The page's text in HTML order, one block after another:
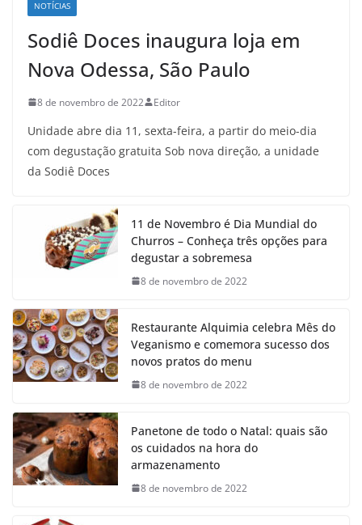
NOTÍCIAS
Sodiê Doces inaugura loja em
Nova Odessa, São Paulo
8 de novembro de 2022 Editor
Unidade abre dia 11, sexta-feira, a partir do meio-dia
com degustação gratuita Sob nova direção, a unidade
da Sodiê Doces
11 de Novembro é Dia Mundial do
Churros – Conheça três opções para
degustar a sobremesa
8 de novembro de 2022
Restaurante Alquimia celebra Mês do
Veganismo e comemora sucesso dos
novos pratos do menu
8 de novembro de 2022
Panetone de todo o Natal: quais são
os cuidados na hora do
armazenamento
8 de novembro de 2022